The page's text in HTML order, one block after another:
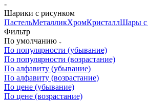
-
Шарики с рисунком
ПастельМеталликХромКристаллШары с
Фильтр
По умолчанию
По популярности (убывание)
По популярности (возрастание)
По алфавиту (убывание)
По алфавиту (возрастание)
По цене (убывание)
По цене (возрастание)